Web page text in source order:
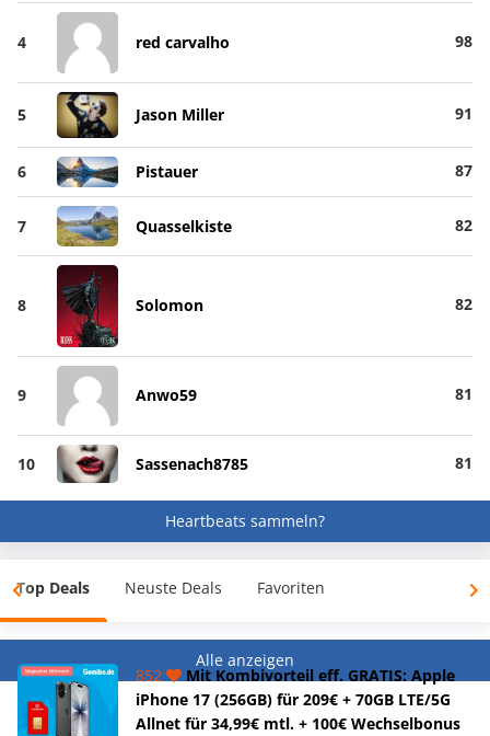
4 red carvalho 98
5 Jason Miller 91
6 Pistauer 87
7 Quasselkiste 82
8 Solomon 82
9 Anwo59 81
10 Sassenach8785 81
Heartbeats sammeln?
Top Deals Neuste Deals Favoriten
Alle anzeigen
852
Mit Kombivorteil eff. GRATIS: Apple
iPhone 17 (256GB) für 209€ + 70GB LTE/5G
Allnet für 34,99€ mtl. + 100€ Wechselbonus